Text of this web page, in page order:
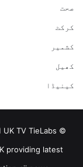
صحت
کرکٹ
کشمیر
کھیل
کینیڈا
© Copyright 2026, All Rights Reserved |
UK TV TieLabs
providing latest